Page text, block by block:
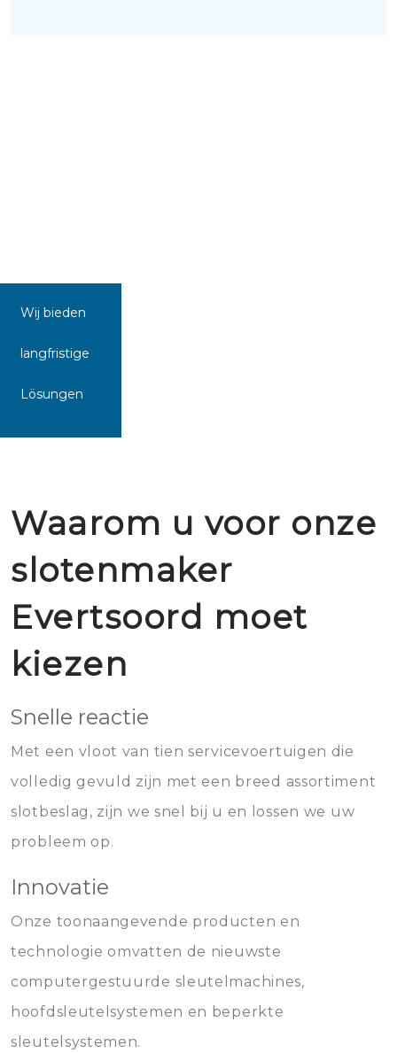
Wij bieden
langfristige
Lösungen
Waarom u voor onze
slotenmaker
Evertsoord moet
kiezen
Snelle reactie
Met een vloot van tien servicevoertuigen die
volledig gevuld zijn met een breed assortiment
slotbeslag, zijn we snel bij u en lossen we uw
probleem op.
Innovatie
Onze toonaangevende producten en
technologie omvatten de nieuwste
computergestuurde sleutelmachines,
hoofdsleutelsystemen en beperkte
sleutelsystemen.